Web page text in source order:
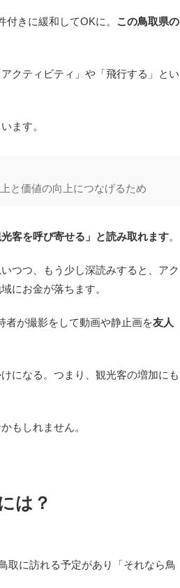
きに緩和してOKに。 この鳥取県の
クティビティ」や「飛行する」とい
ます。
と価値の向上につなげるため
客を呼び寄せる」と読み取れます。
つつ、もう少し深読みすると、アク
にお金が落ちます。
者が撮影をして動画や静止画を友人
になる。つまり、観光客の増加にも
もしれません。
は？
取に訪れる予定があり「それなら鳥